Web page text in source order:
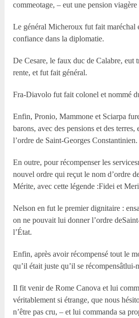
commeotage, – eut une pension
Le général Micheroux fut fait maréchal
confiance dans la diplomatie.
De Cesare, le faux duc de Calabre, eut
rente, et fut fait général.
Fra-Diavolo fut fait colonel et nommé
Enfin, Pronio, Mammone et Sciarpa
barons, avec des pensions et des terres,
l’ordre de Saint-Georges Constantinien.
En outre, pour récompenser les
nouvel ordre qui reçut le nom d’ordre
Mérite, avec cette légende :Fidei et
Nelson en fut le premier dignitaire :
on ne pouvait lui donner l’ordre
l’État.
Enfin, après avoir récompensé tout le
qu’il était juste qu’il se récompensâtlui-
Il fit venir de Rome Canova et lui
véritablement si étrange, que nous
n’être pas cru, – et lui commanda sa